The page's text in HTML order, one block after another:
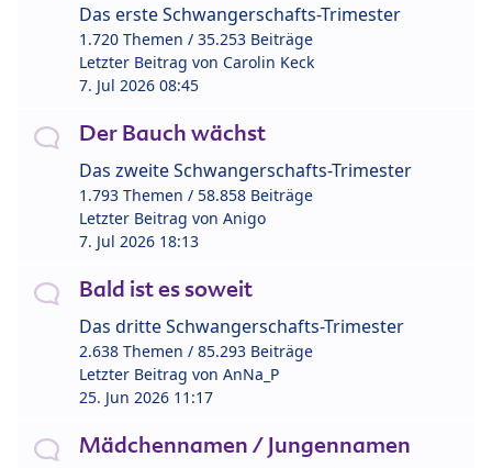
Das erste Schwangerschafts-Trimester
1.720 Themen / 35.253 Beiträge
Letzter Beitrag von Carolin Keck
7. Jul 2026 08:45
Der Bauch wächst
Das zweite Schwangerschafts-Trimester
1.793 Themen / 58.858 Beiträge
Letzter Beitrag von Anigo
7. Jul 2026 18:13
Bald ist es soweit
Das dritte Schwangerschafts-Trimester
2.638 Themen / 85.293 Beiträge
Letzter Beitrag von AnNa_P
25. Jun 2026 11:17
Mädchennamen / Jungennamen